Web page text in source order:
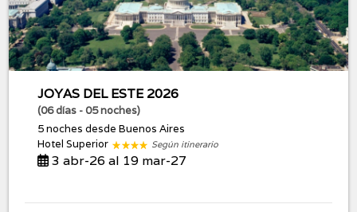
JOYAS DEL ESTE 2026
(06 días - 05 noches)
5 nochesdesde Buenos Aires
Hotel Superior
Según itinerario
3 abr-26 al 19 mar-27